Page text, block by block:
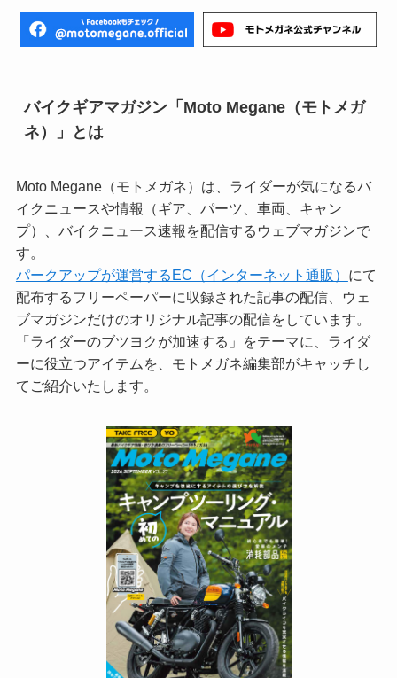
バイクギアマガジン「Moto Megane（モトメガ
ネ）」とは
Moto Megane（モトメガネ）は、ライダーが気になるバ
イクニュースや情報（ギア、パーツ、車両、キャン
プ）、バイクニュース速報を配信するウェブマガジンで
す。
パークアップが運営するEC（インターネット通販） にて
配布するフリーペーパーに収録された記事の配信、ウェ
ブマガジンだけのオリジナル記事の配信をしています。
「ライダーのブツヨクが加速する」をテーマに、ライダ
ーに役立つアイテムを、モトメガネ編集部がキャッチし
てご紹介いたします。